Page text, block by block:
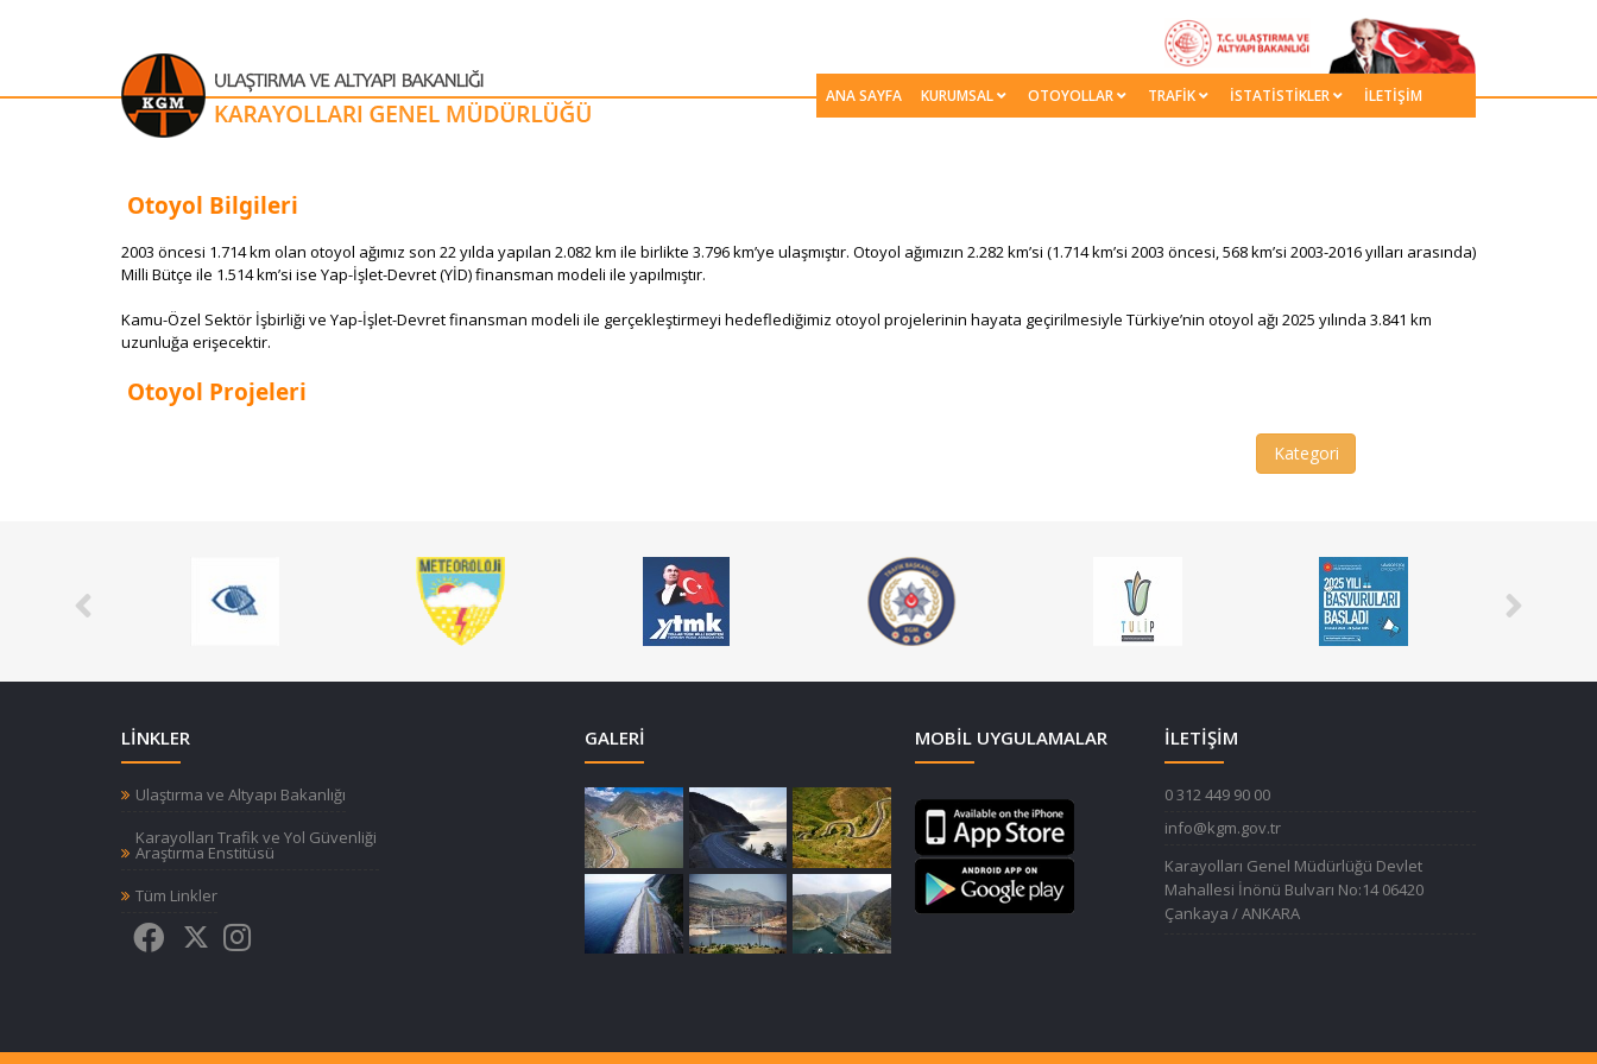
ANA SAYFA KURUMSAL OTOYOLLAR TRAFİK İSTATİSTİKLER İLETİŞİM
Otoyol Bilgileri
​2003 öncesi 1.714 km olan otoyol ağımız son 22 yılda yapılan 2.082 km ile birlikte 3.796 km’ye ulaşmıştır. Otoyol ağımızın 2.282 km’si (1.714 km’si 2003 öncesi, 568 km’si 2003-2016 yılları arasında)
Milli Bütçe ile 1.514 km’si ise Yap-İşlet-Devret (YİD) finansman modeli ile yapılmıştır.
Kamu-Özel Sektör İşbirliği ve Yap-İşlet-Devret finansman modeli ile gerçekleştirmeyi hedeflediğimiz otoyol projelerinin hayata geçirilmesiyle Türkiye’nin otoyol ağı 2025 yılında 3.841​ km
uzunluğa erişecektir. ​
Otoyol Projeleri
Kategori
LİNKLER
Ulaştırma ve Altyapı Bakanlığı
Karayolları Trafik ve Yol Güvenliği
Araştırma Enstitüsü
Tüm Linkler
GALERI MOBIL UYGULAMALAR İLETİŞİM
0 312 449 90 00
info@kgm.gov.tr
Karayolları Genel Müdürlüğü Devlet
Mahallesi İnönü Bulvarı No:14 06420
Çankaya / ANKARA